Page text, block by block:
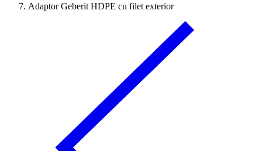
Adaptor Geberit HDPE cu filet exterior